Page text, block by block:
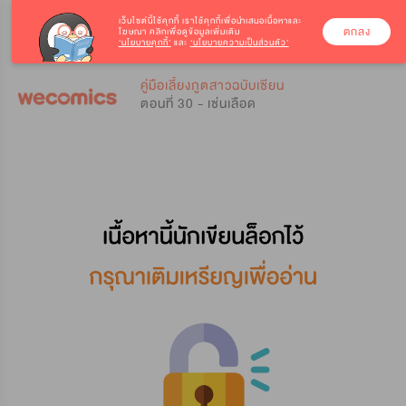
คู่มือเลี้ยงภูตสาวฉบับเซียน
ตอนที่ 30 - เซ่นเลือด
เว็บไซต์นี้ใช้คุกกี้ เราใช้คุกกี้เพื่อนำเสนอเนื้อหาและ
โฆษณา คลิกเพื่อดูข้อมูลเพิ่มเติม
‘นโยบายคุกกี้’ และ ‘นโยบายความเป็นส่วนตัว’
ตกลง